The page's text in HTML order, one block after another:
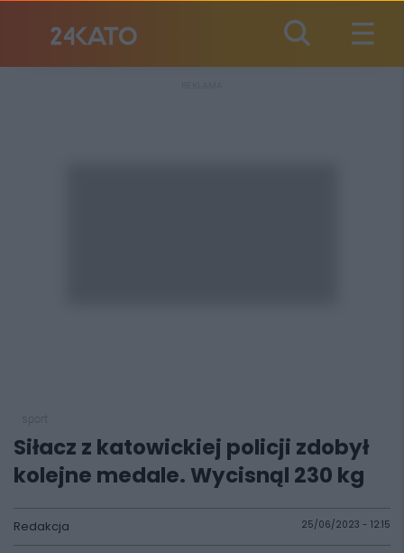
Siłacz z katowickiej policji zdobył
kolejne medale. Wycisnąl 230 kg
Redakcja 25/06/2023 - 12:15